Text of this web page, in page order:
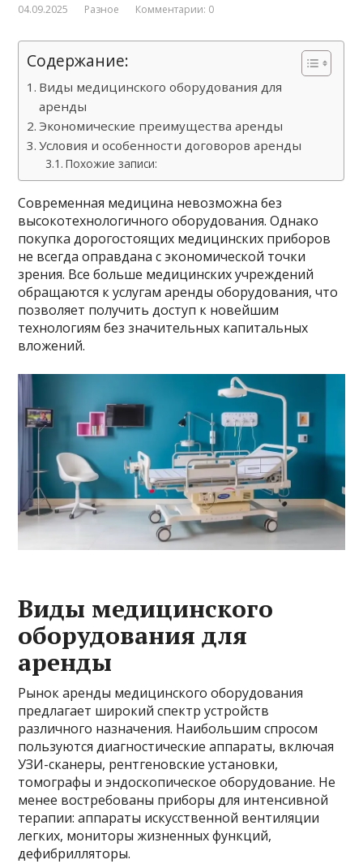
04.09.2025 Разное Комментарии: 0
Содержание:
Виды медицинского оборудования для
аренды
Экономические преимущества аренды
Условия и особенности договоров аренды
Похожие записи:
Современная медицина невозможна без
высокотехнологичного оборудования. Однако
покупка дорогостоящих медицинских приборов
не всегда оправдана с экономической точки
зрения. Все больше медицинских учреждений
обращаются к услугам аренды оборудования, что
позволяет получить доступ к новейшим
технологиям без значительных капитальных
вложений.
Виды медицинского
оборудования для
аренды
Рынок аренды медицинского оборудования
предлагает широкий спектр устройств
различного назначения. Наибольшим спросом
пользуются диагностические аппараты, включая
УЗИ-сканеры, рентгеновские установки,
томографы и эндоскопическое оборудование. Не
менее востребованы приборы для интенсивной
терапии: аппараты искусственной вентиляции
легких, мониторы жизненных функций,
дефибрилляторы.